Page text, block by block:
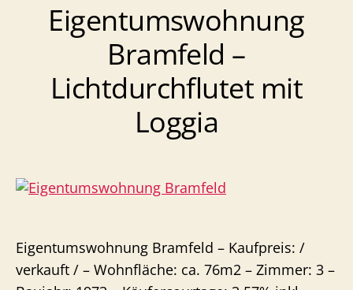
zur
Eigentumswohnung
Bramfeld –
Lichtdurchflutet mit
Loggia
Eigentumswohnung Bramfeld – Kaufpreis: /
verkauft / – Wohnfläche: ca. 76m2 – Zimmer: 3 –